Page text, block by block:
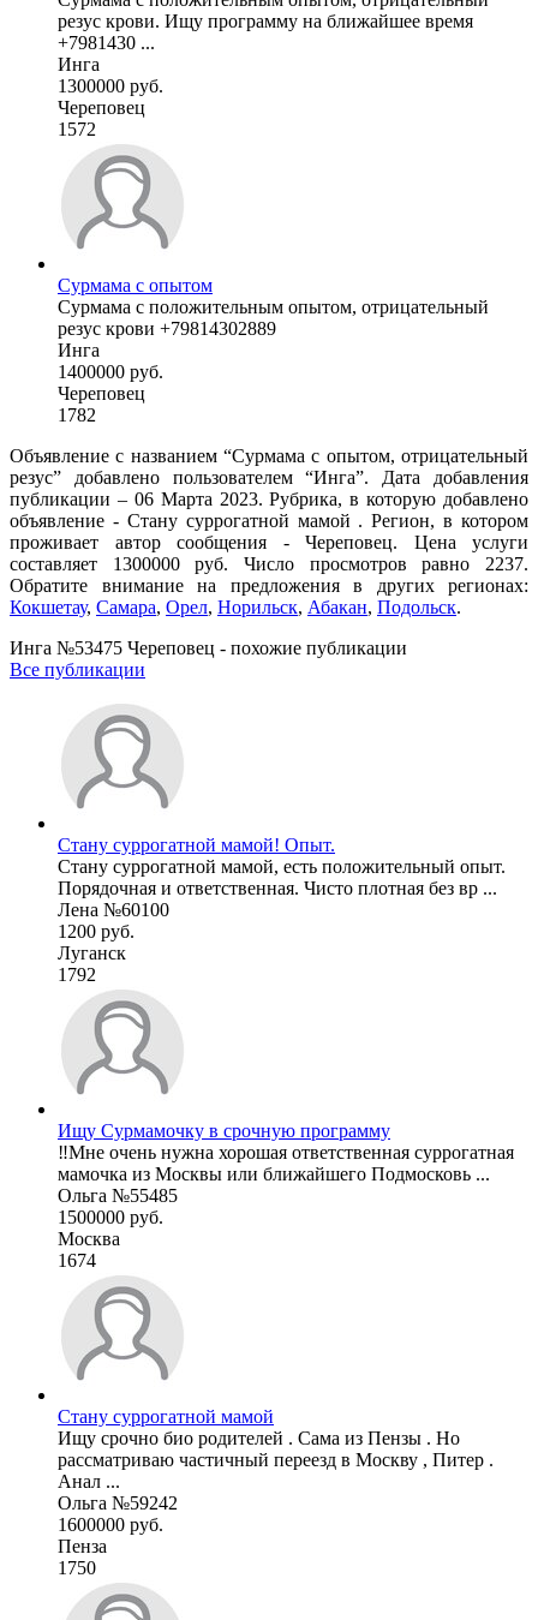
резус крови. Ищу программу на ближайшее время
+7981430 ...
Инга
1300000 руб.
Череповец
1572
Сурмама с опытом
Сурмама с положительным опытом, отрицательный
резус крови +79814302889
Инга
1400000 руб.
Череповец
1782
Объявление с названием “Сурмама с опытом, отрицательный
резус” добавлено пользователем “Инга”. Дата добавления
публикации – 06 Марта 2023. Рубрика, в которую добавлено
объявление - Cтану суррогатной мамой . Регион, в котором
проживает автор сообщения - Череповец. Цена услуги
составляет 1300000 руб. Число просмотров равно 2237.
Обратите внимание на предложения в других регионах:
Кокшетау, Самара, Орел, Норильск, Абакан, Подольск.
Инга №53475 Череповец - похожие публикации
Все публикации
Стану суррогатной мамой! Опыт.
Стану суррогатной мамой, есть положительный опыт.
Порядочная и ответственная. Чисто плотная без вр ...
Лена №60100
1200 руб.
Луганск
1792
Ищу Сурмамочку в срочную программу
‼️Мне очень нужна хорошая ответственная суррогатная
мамочка из Москвы или ближайшего Подмосковь ...
Ольга №55485
1500000 руб.
Москва
1674
Стану суррогатной мамой
Ищу срочно био родителей . Сама из Пензы . Но
рассматриваю частичный переезд в Москву , Питер .
Анал ...
Ольга №59242
1600000 руб.
Пенза
1750